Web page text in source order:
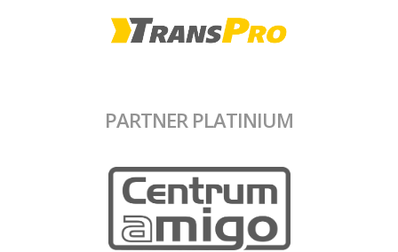
PARTNER PLATINIUM